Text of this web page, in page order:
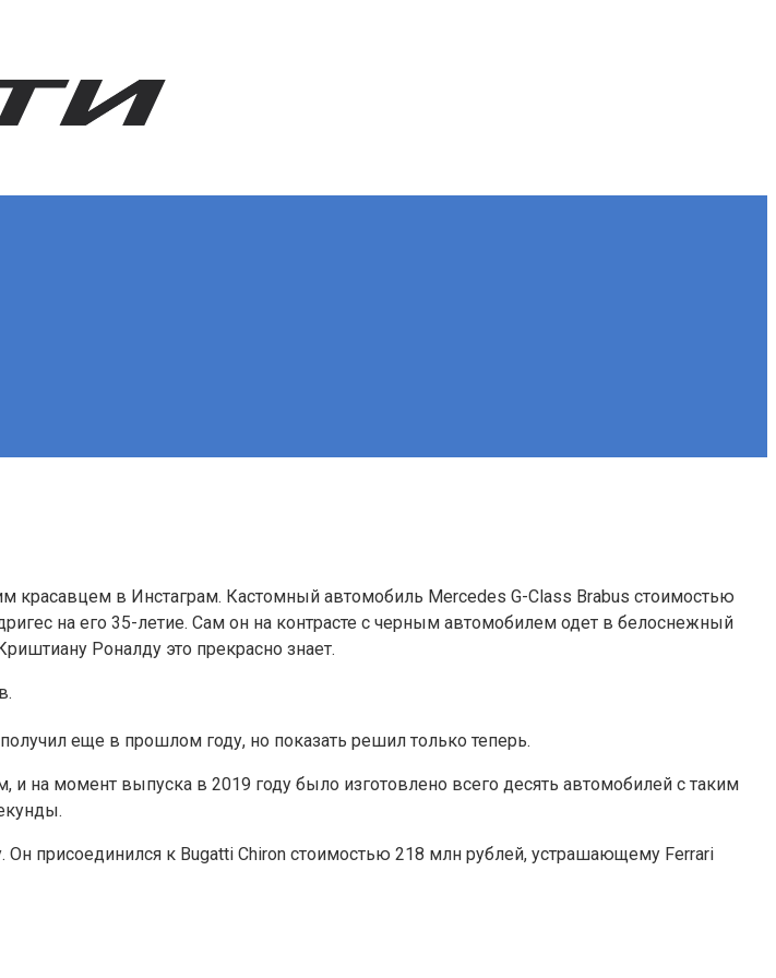
в Инстаграм. Кастомный автомобиль Mercedes G-Class Brabus стоимостью
на его 35-летие. Сам он на контрасте с черным автомобилем одет в белоснежный
Роналду это прекрасно знает.
еще в прошлом году, но показать решил только теперь.
на момент выпуска в 2019 году было изготовлено всего десять автомобилей с таким
присоединился к Bugatti Chiron стоимостью 218 млн рублей, устрашающему Ferrari